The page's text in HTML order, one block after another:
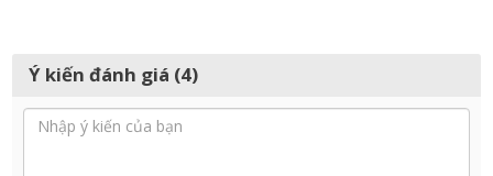
Ý kiến đánh giá (4)